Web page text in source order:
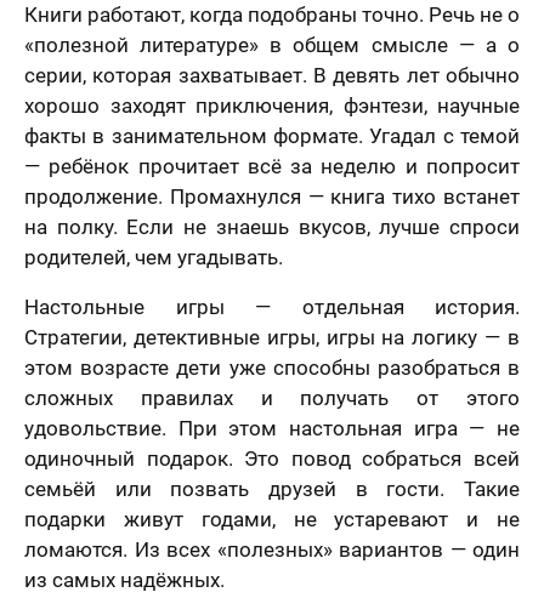
Книги работают, когда подобраны точно. Речь не о
«полезной литературе» в общем смысле — а о
серии, которая захватывает. В девять лет обычно
хорошо заходят приключения, фэнтези, научные
факты в занимательном формате. Угадал с темой
— ребёнок прочитает всё за неделю и попросит
продолжение. Промахнулся — книга тихо встанет
на полку. Если не знаешь вкусов, лучше спроси
родителей, чем угадывать.
Настольные игры — отдельная история.
Стратегии, детективные игры, игры на логику — в
этом возрасте дети уже способны разобраться в
сложных правилах и получать от этого
удовольствие. При этом настольная игра — не
одиночный подарок. Это повод собраться всей
семьёй или позвать друзей в гости. Такие
подарки живут годами, не устаревают и не
ломаются. Из всех «полезных» вариантов — один
из самых надёжных.